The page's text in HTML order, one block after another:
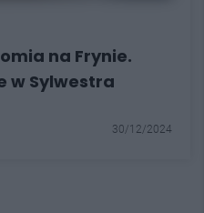
na Frynie.
w Sylwestra
30/12/2024